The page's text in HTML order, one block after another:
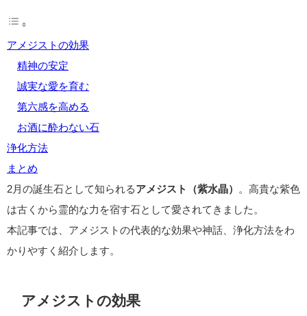
アメジストの効果
精神の安定
誠実な愛を育む
第六感を高める
お酒に酔わない石
浄化方法
まとめ
2月の誕生石として知られるアメジスト（紫水晶）
。高貴な紫色
は古くから霊的な力を宿す石として愛されてきました。
本記事では、アメジストの代表的な効果や神話、浄化方法をわ
かりやすく紹介します。
アメジストの効果